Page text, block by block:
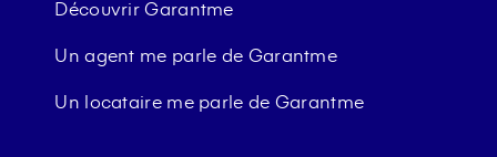
Découvrir Garantme
Un agent me parle de Garantme
Un locataire me parle de Garantme